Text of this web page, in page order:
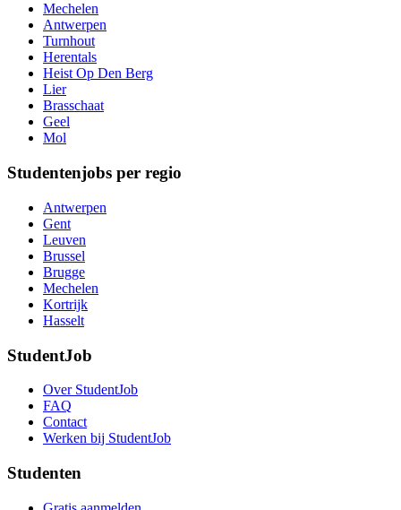
Mechelen
Antwerpen
Turnhout
Herentals
Heist Op Den Berg
Lier
Brasschaat
Geel
Mol
Studentenjobs per regio
Antwerpen
Gent
Leuven
Brussel
Brugge
Mechelen
Kortrijk
Hasselt
StudentJob
Over StudentJob
FAQ
Contact
Werken bij StudentJob
Studenten